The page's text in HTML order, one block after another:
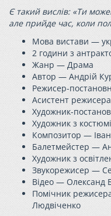
Є такий вислів: «Ти
але прийде час, коли
Мова вистави —
2 години з
Жанр — Драма
Автор — Андрій
Режисер-
Асистент
Художник-
Художник з
Композитор —
Балетмейстер —
Художник з
Звукорежисер —
Відео — Олександ
Помічник
Людвіченко